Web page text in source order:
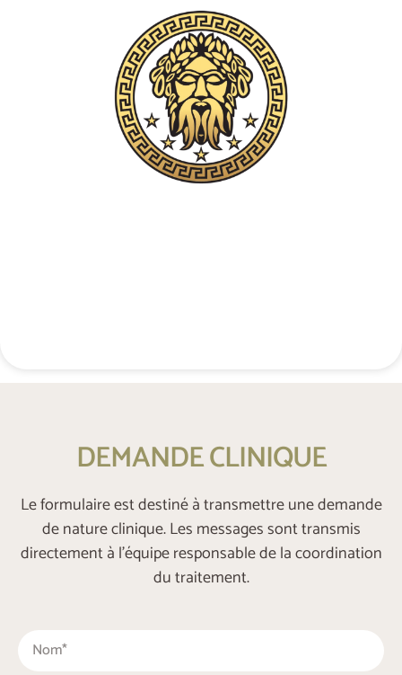
DEMANDE CLINIQUE
Le formulaire est destiné à transmettre une demande
de nature clinique. Les messages sont transmis
directement à l’équipe responsable de la coordination
du traitement.